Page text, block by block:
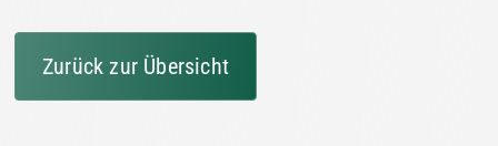
Zurück zur Übersicht